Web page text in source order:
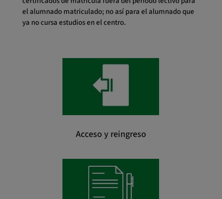
el alumnado matriculado; no así para el alumnado que
ya no cursa estudios en el centro.
Acceso y reingreso